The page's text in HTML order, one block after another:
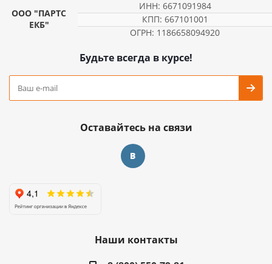
ООО "ПАРТС
ЕКБ"
ИНН: 6671091984
КПП: 667101001
ОГРН: 1186658094920
Будьте всегда в курсе!
Оставайтесь на связи
Наши контакты